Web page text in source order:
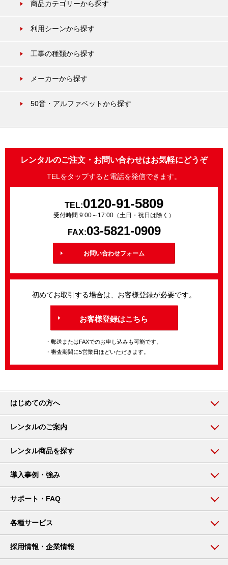
商品カテゴリーから探す
利用シーンから探す
工事の種類から探す
メーカーから探す
50音・アルファベットから探す
レンタルのご注文・お問い合わせはお気軽にどうぞ
TELをタップすると電話を発信できます。
TEL:0120-91-5809
受付時間 9:00～17:00（土日・祝日は除く）
FAX:03-5821-0909
お問い合わせフォーム
初めてお取引する場合は、お客様登録が必要です。
お客様登録はこちら
・郵送またはFAXでのお申し込みも可能です。
・審査期間に5営業日ほどいただきます。
はじめての方へ
レンタルのご案内
レンタル商品を探す
導入事例・強み
サポート・FAQ
各種サービス
採用情報・企業情報